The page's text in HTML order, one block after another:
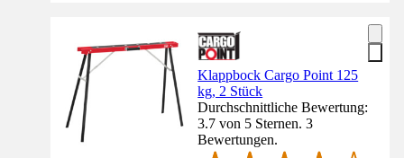
Klappbock Cargo Point 125
kg, 2 Stück
Durchschnittliche Bewertung:
3.7 von 5 Sternen. 3
Bewertungen.